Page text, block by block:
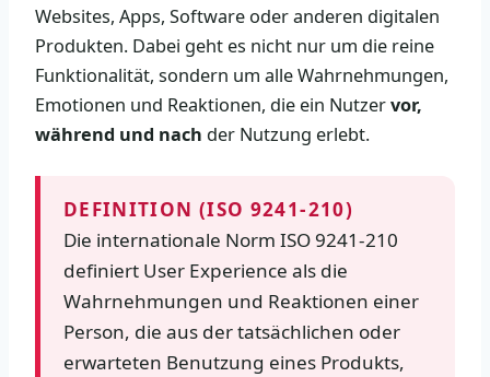
Websites, Apps, Software oder anderen digitalen
Produkten. Dabei geht es nicht nur um die reine
Funktionalität, sondern um alle Wahrnehmungen,
Emotionen und Reaktionen, die ein Nutzervor,
während und nach der Nutzung erlebt.
DEFINITION (ISO 9241-210)
Die internationale Norm ISO 9241-210
definiert User Experience als die
Wahrnehmungen und Reaktionen einer
Person, die aus der tatsächlichen oder
erwarteten Benutzung eines Produkts,